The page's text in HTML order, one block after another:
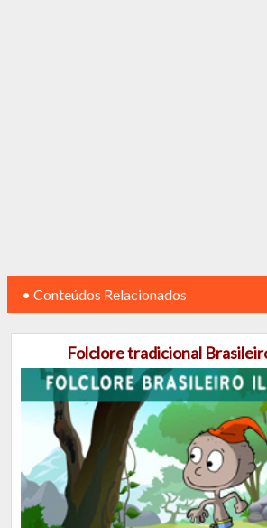
• Conteúdos Relacionados
Folclore tradicional